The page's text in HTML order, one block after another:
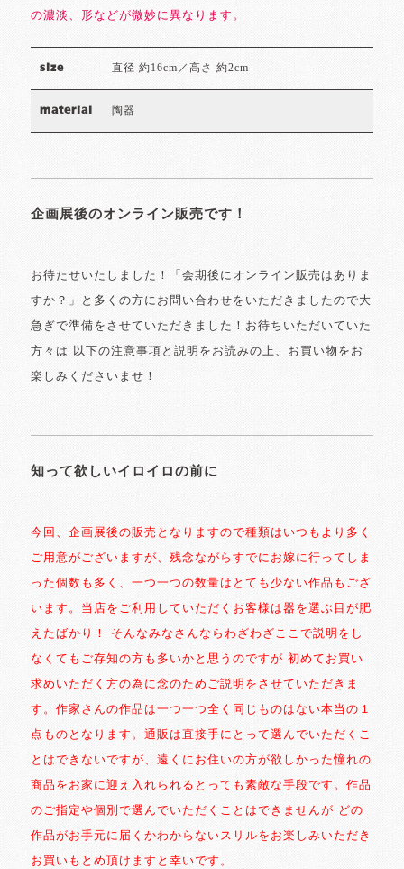
の濃淡、形などが微妙に異なります。
size 直径 約16cm／高さ 約2cm
material 陶器
企画展後のオンライン販売です！
お待たせいたしました！「会期後にオンライン販売はありま
すか？」と多くの方にお問い合わせをいただきましたので大
急ぎで準備をさせていただきました！お待ちいただいていた
方々は 以下の注意事項と説明をお読みの上、お買い物をお
楽しみくださいませ！
知って欲しいイロイロの前に
今回、企画展後の販売となりますので種類はいつもより多く
ご用意がございますが、残念ながらすでにお嫁に行ってしま
った個数も多く、一つ一つの数量はとても少ない作品もござ
います。当店をご利用していただくお客様は器を選ぶ目が肥
えたばかり！ そんなみなさんならわざわざここで説明をし
なくてもご存知の方も多いかと思うのですが 初めてお買い
求めいただく方の為に念のためご説明をさせていただきま
す。作家さんの作品は一つ一つ全く同じものはない本当の１
点ものとなります。通販は直接手にとって選んでいただくこ
とはできないですが、遠くにお住いの方が欲しかった憧れの
商品をお家に迎え入れられるとっても素敵な手段です。作品
のご指定や個別で選んでいただくことはできませんが どの
作品がお手元に届くかわからないスリルをお楽しみいただき
お買いもとめ頂けますと幸いです。